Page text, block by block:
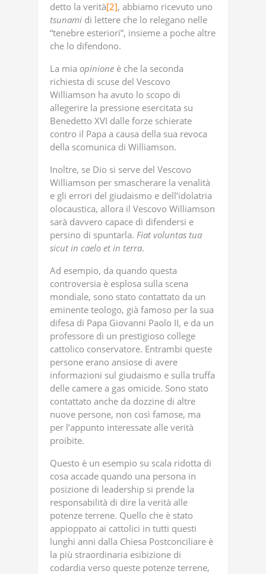
detto la verità[2], abbiamo ricevuto uno
tsunami di lettere che lo relegano nelle
“tenebre esteriori”, insieme a poche altre
che lo difendono.
La mia opinione è che la seconda
richiesta di scuse del Vescovo
Williamson ha avuto lo scopo di
allegerire la pressione esercitata su
Benedetto XVI dalle forze schierate
contro il Papa a causa della sua revoca
della scomunica di Williamson.
Inoltre, se Dio si serve del Vescovo
Williamson per smascherare la venalità
e gli errori del giudaismo e dell’idolatria
olocaustica, allora il Vescovo Williamson
sarà davvero capace di difendersi e
persino di spuntarla. Fiat voluntas tua
sicut in caelo et in terra.
Ad esempio, da quando questa
controversia è esplosa sulla scena
mondiale, sono stato contattato da un
eminente teologo, già famoso per la sua
difesa di Papa Giovanni Paolo II, e da un
professore di un prestigioso college
cattolico conservatore. Entrambi queste
persone erano ansiose di avere
informazioni sul giudaismo e sulla truffa
delle camere a gas omicide. Sono stato
contattato anche da dozzine di altre
nuove persone, non così famose, ma
per l’appunto interessate alle verità
proibite.
Questo è un esempio su scala ridotta di
cosa accade quando una persona in
posizione di leadership si prende la
responsabilità di dire la verità alle
potenze terrene. Quello che è stato
appioppato ai cattolici in tutti questi
lunghi anni dalla Chiesa Postconciliare è
la più straordinaria esibizione di
codardia verso queste potenze terrene,